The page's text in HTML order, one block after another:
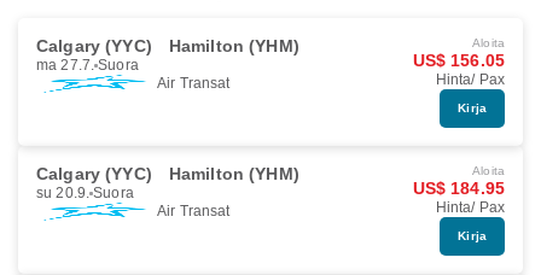
Calgary (YYC) Hamilton (YHM)
ma 27.7. Suora
Air Transat
Aloita
US$ 156.05
Hinta/ Pax
Kirja
Calgary (YYC) Hamilton (YHM)
su 20.9. Suora
Air Transat
Aloita
US$ 184.95
Hinta/ Pax
Kirja